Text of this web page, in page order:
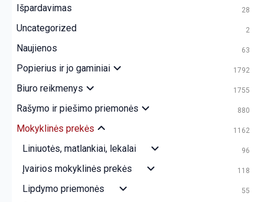
Išpardavimas 28
Uncategorized 2
Naujienos 63
Popierius ir jo gaminiai 1792
Biuro reikmenys 1755
Rašymo ir piešimo priemonės 880
Mokyklinės prekės 1162
Liniuotės, matlankiai, lekalai 96
Įvairios mokyklinės prekės 118
Lipdymo priemonės 55